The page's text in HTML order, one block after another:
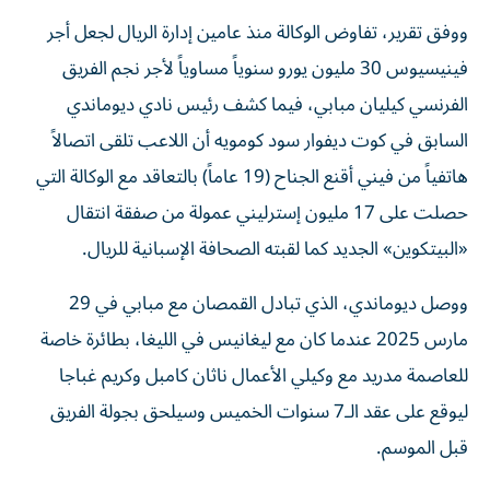
ووفق تقرير، تفاوض الوكالة منذ عامين إدارة الريال لجعل أجر
فينيسيوس 30 مليون يورو سنوياً مساوياً لأجر نجم الفريق
الفرنسي كيليان مبابي، فيما كشف رئيس نادي ديوماندي
السابق في كوت ديفوار سود كومويه أن اللاعب تلقى اتصالاً
هاتفياً من فيني أقنع الجناح (19 عاماً) بالتعاقد مع الوكالة التي
حصلت على 17 مليون إسترليني عمولة من صفقة انتقال
«البيتكوين» الجديد كما لقبته الصحافة الإسبانية للريال.
ووصل ديوماندي، الذي تبادل القمصان مع مبابي في 29
مارس 2025 عندما كان مع ليغانيس في الليغا، بطائرة خاصة
للعاصمة مدريد مع وكيلي الأعمال ناثان كامبل وكريم غباجا
ليوقع على عقد الـ7 سنوات الخميس وسيلحق بجولة الفريق
قبل الموسم.